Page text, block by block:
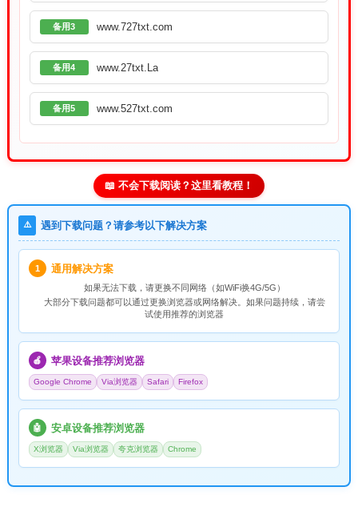
备用3 www.727txt.com
备用4 www.27txt.La
备用5 www.527txt.com
📖 不会下载阅读？这里看教程！
⚠️ 遇到下载问题？请参考以下解决方案
1 通用解决方案
如果无法下载，请更换不同网络（如WiFi换4G/5G）
大部分下载问题都可以通过更换浏览器或网络解决。如果问题持续，请尝
试使用推荐的浏览器
🍎 苹果设备推荐浏览器
Google Chrome Via浏览器 Safari Firefox
🤖 安卓设备推荐浏览器
X浏览器 Via浏览器 夸克浏览器 Chrome